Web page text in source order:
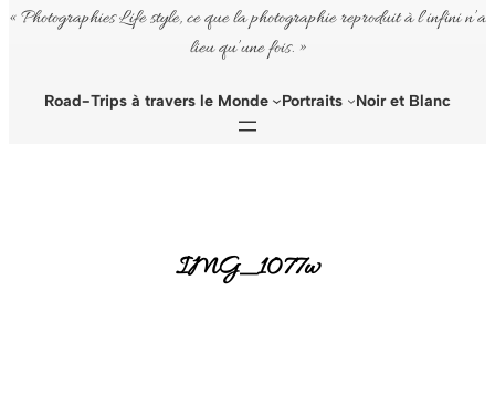
« Photographies Life style, ce que la photographie reproduit à l’infini n’a
lieu qu’une fois. »
Road-Trips à travers le Monde Portraits Noir et Blanc
IMG_1077w